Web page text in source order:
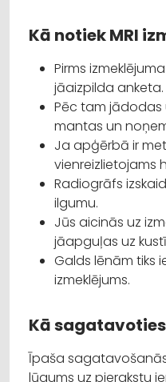
Kā notiek MRI
Pirms
jāaizpilda anketa.
Pēc tam jādodas
mantas un
Ja apģērbā ir
vienreizlietojams
Radiogrāfs
ilgumu.
Jūs aicinās uz
jāapguļas uz
Galds lēnām tiks
izmeklējums.
Kā
Īpaša
lūgums uz pierakstu